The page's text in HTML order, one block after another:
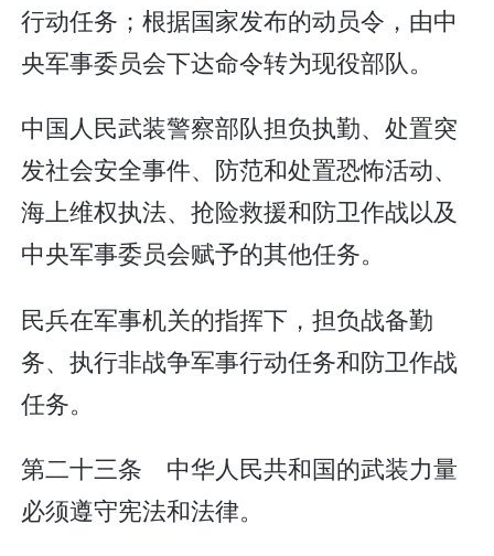
行动任务；根据国家发布的动员令，由中
央军事委员会下达命令转为现役部队。
中国人民武装警察部队担负执勤、处置突
发社会安全事件、防范和处置恐怖活动、
海上维权执法、抢险救援和防卫作战以及
中央军事委员会赋予的其他任务。
民兵在军事机关的指挥下，担负战备勤
务、执行非战争军事行动任务和防卫作战
任务。
第二十三条 中华人民共和国的武装力量
必须遵守宪法和法律。